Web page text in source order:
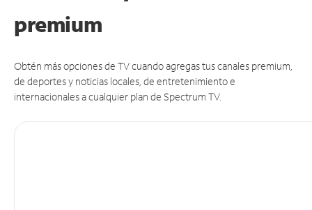
premium
Obtén más opciones de TV cuando agregas tus canales premium,
de deportes y noticias locales, de entretenimiento e
internacionales a cualquier plan de Spectrum TV.